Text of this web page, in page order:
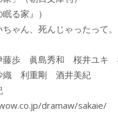
る家』）
ゃん、死んじゃったって。
藤歩 眞島秀和 桜井ユ
利重剛 酒井美紀
dramaw/sakaie/